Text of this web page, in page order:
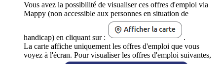
Vous avez la possibilité de visualiser ces offres d'emploi via
Mappy (non accessible aux personnes en situation de
handicap) en cliquant sur :
.
La carte affiche uniquement les offres d'emploi que vous
voyez à l'écran. Pour visualiser les offres d'emploi suivantes,